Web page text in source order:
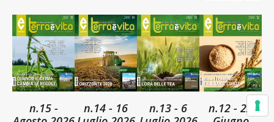
n.15 -
n.14 - 16
n.13 - 6
n.12 - 22